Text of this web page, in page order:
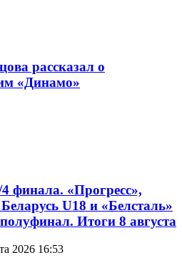
рассказал о
«Динамо»
финала. «Прогресс»,
U18 и «Белсталь»
Итоги 8 августа
2026 16:53